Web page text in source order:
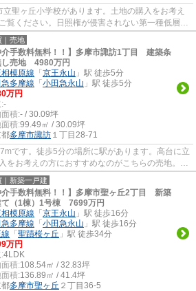
聖ヶ丘小学校があります。土地の購入をお考え
覧ください。日照権が侵害されない第一種低層住
の住まいも安心です...
｜売地
介手数料無料！！】多摩市諏訪1丁目 建築条
し売地 4980万円
模原線 「京王永山 」駅 徒歩5分
多摩線 「小田急永山 」駅 徒歩5分
万円
-
積:- / 30.09坪
積:99.49㎡ / 30.09坪
多摩市諏訪 １丁目28-71
です。徒歩5分の場所に駅があります。高台に立
をお考えの方におすすめなのがこちらの売地。不
知識について教えて...
｜新築一戸建
介手数料無料！！】多摩市聖ヶ丘2丁目 新築
て（1棟）1号棟 7699万円
模原線 「京王永山 」駅 徒歩16分
多摩線 「小田急永山 」駅 徒歩16分
「聖蹟桜ヶ丘 」駅 徒歩34分
万円
4LDK
積:108.54㎡ / 32.83坪
積:136.89㎡ / 41.4坪
多摩市聖ヶ丘 ２丁目36-5